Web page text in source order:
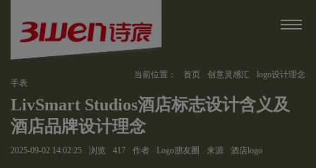
当前位置： 首页 创意灵感汇
logo设计理念
手表
LivSmart Studios酒店标志设计含义及
酒店品牌设计理念
2025-09-02 14:02:25 浏览 417 作者 Logo朋友圈 来源 酒店logo